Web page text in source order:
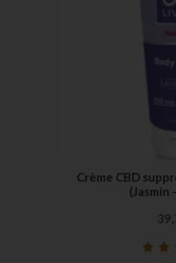
Crème CBD
(Jasmin